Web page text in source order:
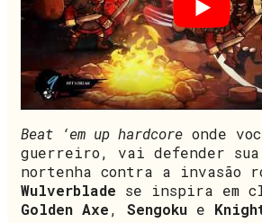
Beat ‘em up hardcore onde
guerreiro, vai defender
nortenha contra a invasão
Wulverblade se inspira em
Golden Axe, Sengoku e